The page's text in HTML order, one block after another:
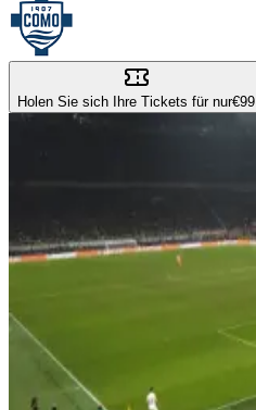
Holen Sie sich Ihre Tickets für nur€99